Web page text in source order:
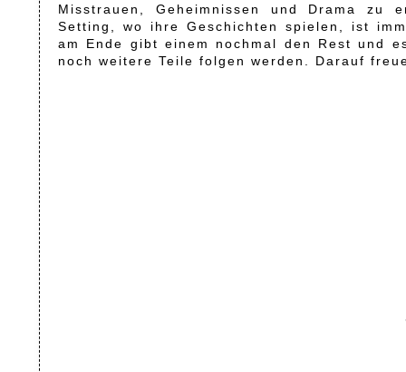
Misstrauen, Geheimnissen und Drama
Setting, wo ihre Geschichten spielen, ist
am Ende gibt einem nochmal den Rest und
noch weitere Teile folgen werden. Darauf